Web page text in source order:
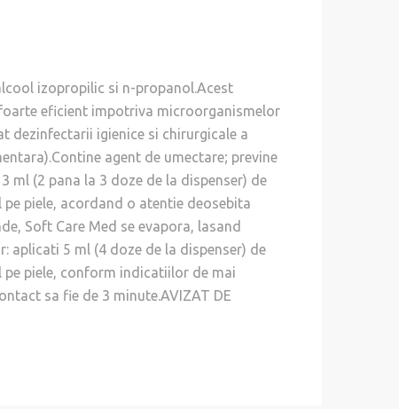
izopropilic si n-propanol.Acest
eficient impotriva microorganismelor
dezinfectarii igienice si chirurgicale a
agent de umectare; previne
ml (2 pana la 3 doze de la dispenser) de
piele, acordand o atentie deosebita
Soft Care Med se evapora, lasand
aplicati 5 ml (4 doze de la dispenser) de
pe piele, conform indicatiilor de mai
sa fie de 3 minute.AVIZAT DE